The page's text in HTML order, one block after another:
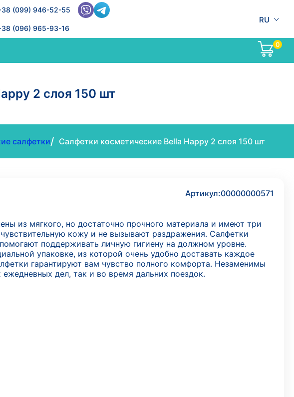
(099) 946-52-55
(096) 965-93-16
RU
0
2 слоя 150 шт
салфетки/ Салфетки косметические Bella Happy 2 слоя 150 шт
Артикул:00000000571
из мягкого, но достаточно прочного материала и имеют три
кожу и не вызывают раздражения. Салфетки
поддерживать личную гигиену на должном уровне.
упаковке, из которой очень удобно доставать каждое
гарантируют вам чувство полного комфорта. Незаменимы
дел, так и во время дальних поездок.